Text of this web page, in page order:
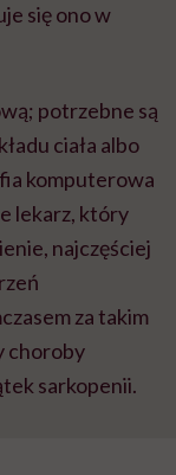
się ono w
potrzebne są
ciała albo
komputerowa
lekarz, który
najczęściej
za takim
choroby
sarkopenii.